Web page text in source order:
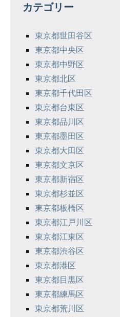
ー
カテゴリー
東京都世田谷区
東京都中央区
東京都中野区
東京都北区
東京都千代田区
東京都台東区
東京都品川区
東京都墨田区
東京都大田区
東京都文京区
東京都新宿区
東京都杉並区
東京都板橋区
東京都江戸川区
東京都江東区
東京都渋谷区
東京都港区
東京都目黒区
東京都練馬区
東京都荒川区